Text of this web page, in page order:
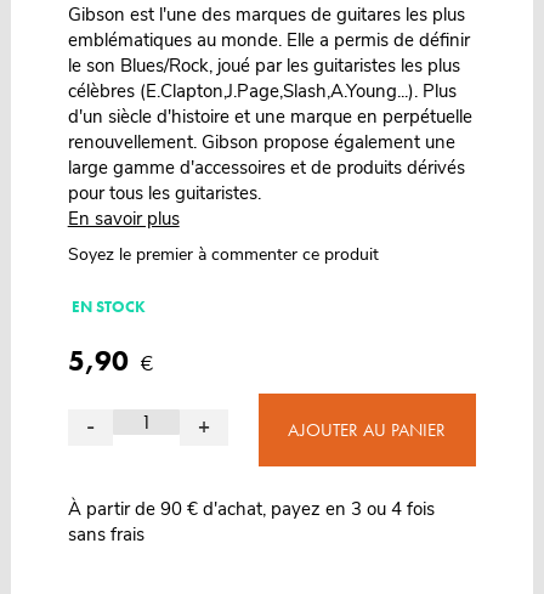
Gibson est l'une des marques de guitares les plus
emblématiques au monde. Elle a permis de définir
le son Blues/Rock, joué par les guitaristes les plus
célèbres (E.Clapton,J.Page,Slash,A.Young...). Plus
d'un siècle d'histoire et une marque en perpétuelle
renouvellement. Gibson propose également une
large gamme d'accessoires et de produits dérivés
pour tous les guitaristes.
En savoir plus
Soyez le premier à commenter ce produit
EN STOCK
5,90 €
- + AJOUTER AU PANIER
À partir de 90 € d'achat, payez en 3 ou 4 fois
sans frais